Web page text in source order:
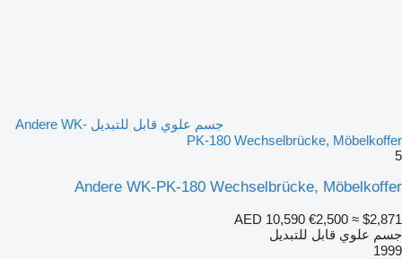
جسم علوي قابل للتبديل Andere WK-
PK-180 Wechselbrücke, Möbelkoffer
5
Andere WK-PK-180 Wechselbrücke, Möbelkoffer
AED 10,590 €2,500 ≈ $2,871
جسم علوي قابل للتبديل
1999